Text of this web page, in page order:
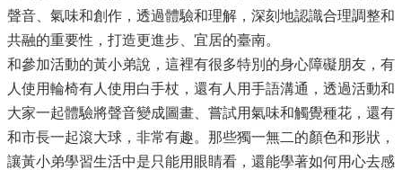
聲音、氣味和創作，透過體驗和理解，深刻地認識合理調整和
共融的重要性，打造更進步、宜居的臺南。
和參加活動的黃小弟說，這裡有很多特別的身心障礙朋友，有
人使用輪椅有人使用白手杖，還有人用手語溝通，透過活動和
大家一起體驗將聲音變成圖畫、嘗試用氣味和觸覺種花，還有
和市長一起滾大球，非常有趣。那些獨一無二的顏色和形狀，
讓黃小弟學習生活中是只能用眼睛看，還能學著如何用心去感